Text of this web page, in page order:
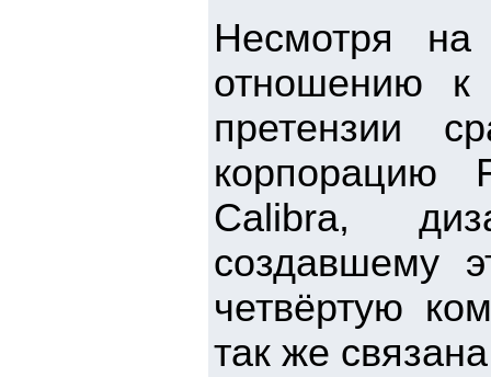
Несмотря
отношению
претензии
корпорацию
Calibra,
создавшему
четвёртую
так же